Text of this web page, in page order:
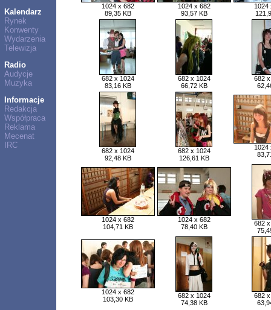
Kalendarz
Rynek
Konwenty
Wydarzenia
Telewizja
Radio
Audycje
Muzyka
Informacje
Redakcja
Współpraca
Reklama
Mecenat
IRC
1024 x 682
89,35 KB
1024 x 682
93,57 KB
1024
682 x 1024
83,16 KB
682 x 1024
66,72 KB
682
682 x 1024
92,48 KB
682 x 1024
126,61 KB
1024
1024 x 682
104,71 KB
1024 x 682
78,40 KB
682
1024 x 682
103,30 KB
682 x 1024
74,38 KB
682